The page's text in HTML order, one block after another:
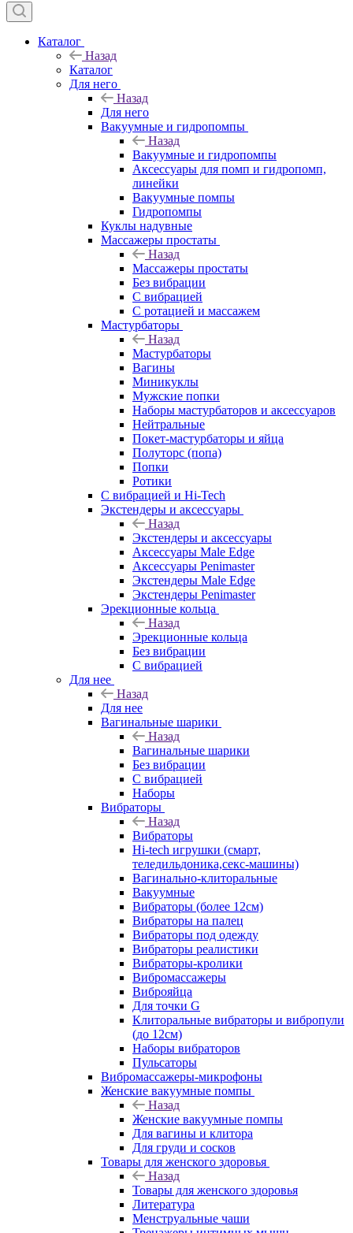
Каталог
Назад
Каталог
Для него
Назад
Для него
Вакуумные и гидропомпы
Назад
Вакуумные и гидропомпы
Аксессуары для помп и гидропомп,
линейки
Вакуумные помпы
Гидропомпы
Куклы надувные
Массажеры простаты
Назад
Массажеры простаты
Без вибрации
С вибрацией
С ротацией и массажем
Мастурбаторы
Назад
Мастурбаторы
Вагины
Миникуклы
Мужские попки
Наборы мастурбаторов и аксессуаров
Нейтральные
Покет-мастурбаторы и яйца
Полуторс (попа)
Попки
Ротики
С вибрацией и Hi-Tech
Экстендеры и аксессуары
Назад
Экстендеры и аксессуары
Аксессуары Male Edge
Аксессуары Penimaster
Экстендеры Male Edge
Экстендеры Penimaster
Эрекционные кольца
Назад
Эрекционные кольца
Без вибрации
С вибрацией
Для нее
Назад
Для нее
Вагинальные шарики
Назад
Вагинальные шарики
Без вибрации
С вибрацией
Наборы
Вибраторы
Назад
Вибраторы
Hi-tech игрушки (смарт,
теледильдоника,секс-машины)
Вагинально-клиторальные
Вакуумные
Вибраторы (более 12см)
Вибраторы на палец
Вибраторы под одежду
Вибраторы реалистики
Вибраторы-кролики
Вибромассажеры
Виброяйца
Для точки G
Клиторальные вибраторы и вибропули
(до 12см)
Наборы вибраторов
Пульсаторы
Вибромассажеры-микрофоны
Женские вакуумные помпы
Назад
Женские вакуумные помпы
Для вагины и клитора
Для груди и сосков
Товары для женского здоровья
Назад
Товары для женского здоровья
Литература
Менструальные чаши